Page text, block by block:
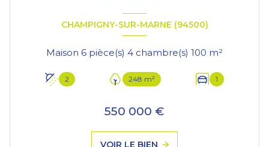
CHAMPIGNY-SUR-MARNE (94500)
Maison 6 pièce(s) 4 chambre(s) 100 m²
2 248 m² 1
550 000 €